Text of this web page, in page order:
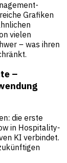
Grafiken
vielen
– was ihren
–
die erste
in Hospitality-
KI verbindet.